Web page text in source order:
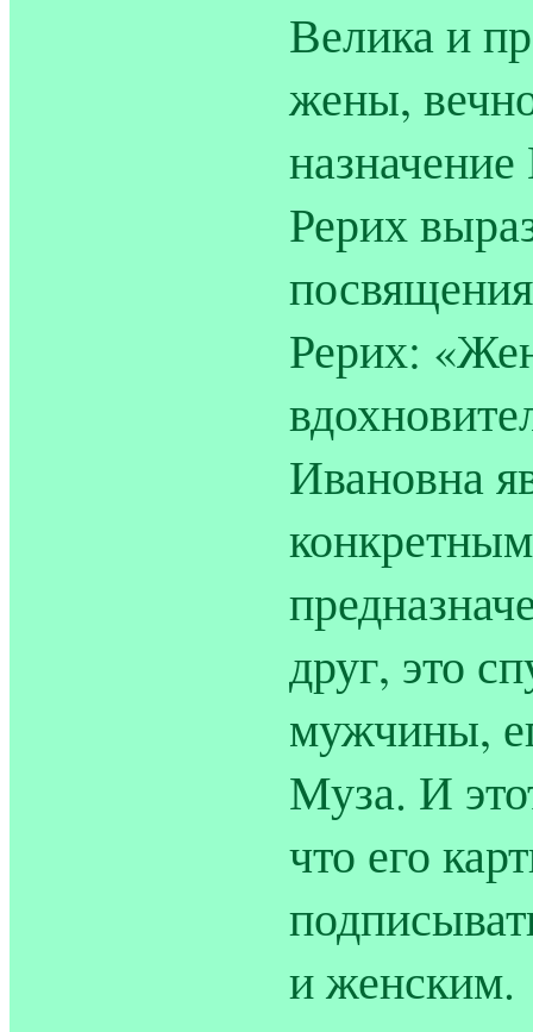
Велика и
жены,
Рерих
Рерих:
Ивановна
друг, это
мужчины,
Муза. И
что его
и женским.